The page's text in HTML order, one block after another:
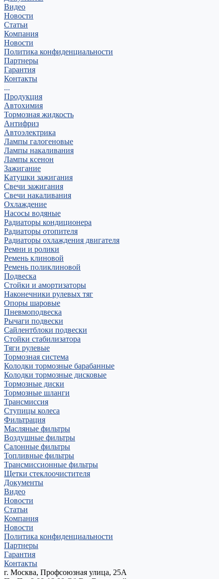
Видео
Новости
Статьи
Компания
Новости
Политика конфиденциальности
Партнеры
Гарантия
Контакты
...
Продукция
Автохимия
Тормозная жидкость
Антифриз
Автоэлектрика
Лампы галогеновые
Лампы накаливания
Лампы ксенон
Зажигание
Катушки зажигания
Свечи зажигания
Свечи накаливания
Охлаждение
Насосы водяные
Радиаторы кондиционера
Радиаторы отопителя
Радиаторы охлаждения двигателя
Ремни и ролики
Ремень клиновой
Ремень поликлиновой
Подвеска
Стойки и амортизаторы
Наконечники рулевых тяг
Опоры шаровые
Пневмоподвеска
Рычаги подвески
Сайлентблоки подвески
Стойки стабилизатора
Тяги рулевые
Тормозная система
Колодки тормозные барабанные
Колодки тормозные дисковые
Тормозные диски
Тормозные шланги
Трансмиссия
Ступицы колеса
Фильтрация
Масляные фильтры
Воздушные фильтры
Салонные фильтры
Топливные фильтры
Трансмиссионные фильтры
Щетки стеклоочистителя
Документы
Видео
Новости
Статьи
Компания
Новости
Политика конфиденциальности
Партнеры
Гарантия
Контакты
г. Москва, Профсоюзная улица, 25А